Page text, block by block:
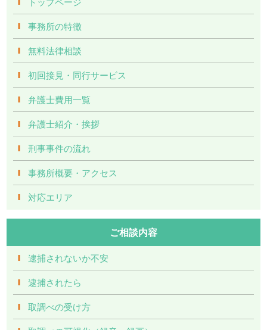
事務所の特徴
無料法律相談
初回接見・同行サービス
弁護士費用一覧
弁護士紹介・挨拶
刑事事件の流れ
事務所概要・アクセス
対応エリア
ご相談内容
逮捕されないか不安
逮捕されたら
取調べの受け方